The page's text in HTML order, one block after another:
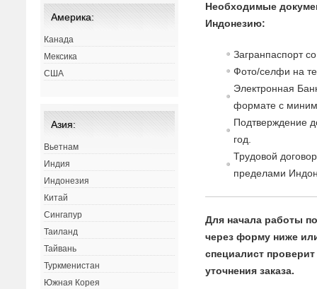
Необходимые
Индонезию:
Загранпаспорт
Фото/селфи на
Электронная
формате с
Подтверждение
год.
Трудовой
пределами
Для начала работы
через форму ниже
специалист
уточнения заказа.
Америка:
Канада
Мексика
США
Азия:
Вьетнам
Индия
Индонезия
Китай
Сингапур
Таиланд
Тайвань
Туркменистан
Южная Корея